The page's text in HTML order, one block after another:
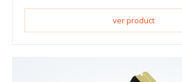
ver product